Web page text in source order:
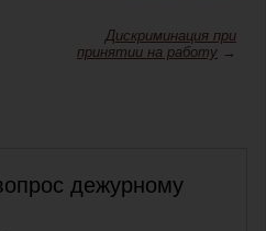
Дискриминация при
принятии на работу →
дежурному